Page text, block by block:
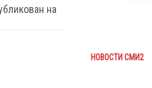
на
НОВОСТИ СМИ2